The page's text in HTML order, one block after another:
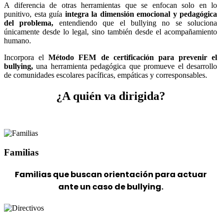
A diferencia de otras herramientas que se enfocan solo en lo
punitivo, esta guía integra la dimensión emocional y pedagógica
del problema, entendiendo que el bullying no se soluciona
únicamente desde lo legal, sino también desde el acompañamiento
humano.
Incorpora elMétodo FEM de certificación para prevenir el
bullying, una herramienta pedagógica que promueve el desarrollo
de comunidades escolares pacíficas, empáticas y corresponsables.
¿A quién va dirigida?
Familias
Familiasque buscan orientación para actuar
ante un caso de bullying.